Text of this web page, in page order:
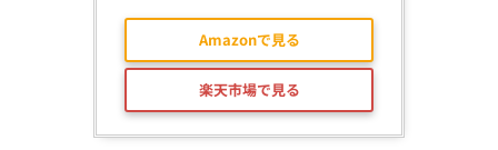
Amazonで見る
楽天市場で見る